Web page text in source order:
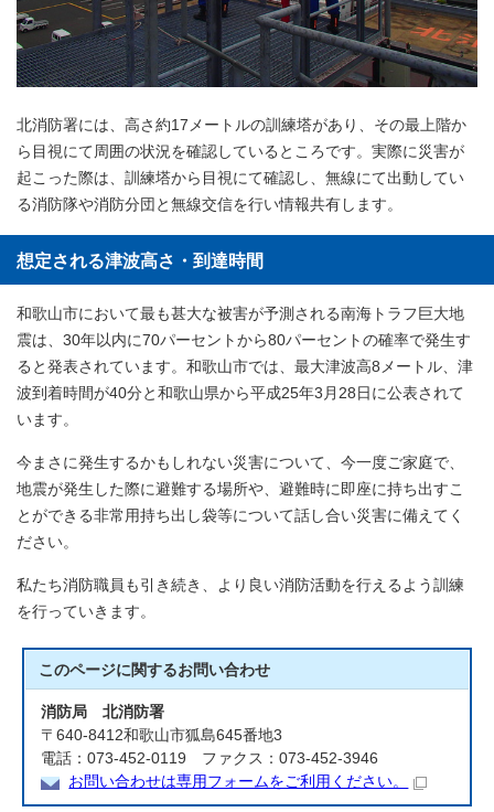
北消防署には、高さ約17メートルの訓練塔があり、その最上階か
ら目視にて周囲の状況を確認しているところです。実際に災害が
起こった際は、訓練塔から目視にて確認し、無線にて出動してい
る消防隊や消防分団と無線交信を行い情報共有します。
想定される津波高さ・到達時間
和歌山市において最も甚大な被害が予測される南海トラフ巨大地
震は、30年以内に70パーセントから80パーセントの確率で発生す
ると発表されています。和歌山市では、最大津波高8メートル、津
波到着時間が40分と和歌山県から平成25年3月28日に公表されて
います。
今まさに発生するかもしれない災害について、今一度ご家庭で、
地震が発生した際に避難する場所や、避難時に即座に持ち出すこ
とができる非常用持ち出し袋等について話し合い災害に備えてく
ださい。
私たち消防職員も引き続き、より良い消防活動を行えるよう訓練
を行っていきます。
このページに関するお問い合わせ
消防局 北消防署
〒640-8412和歌山市狐島645番地3
電話：073-452-0119 ファクス：073-452-3946
お問い合わせは専用フォームをご利用ください。